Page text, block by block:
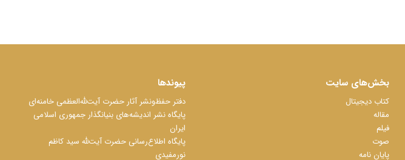
بخش‌های سایت
کتاب دیجیتال
مقاله
فیلم
صوت
پایان نامه
پیوندها
دفتر حفظ‌‌‌ونشر آثار حضرت آیت‌ﷲ‌العظمی خامنه‌ای
پایگاه نشر اندیشه‌های بنیانگذار جمهوری اسلامی
ایران
پایگاه اطلاع‌رسانی حضرت آیت‌ﷲ سید کاظم
نورمفیدی